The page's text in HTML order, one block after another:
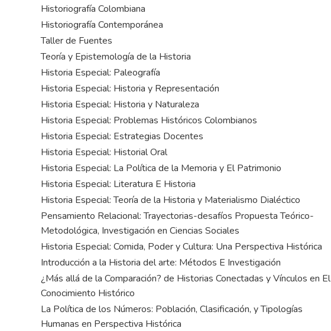
Historiografía Colombiana
Historiografía Contemporánea
Taller de Fuentes
Teoría y Epistemología de la Historia
Historia Especial: Paleografía
Historia Especial: Historia y Representación
Historia Especial: Historia y Naturaleza
Historia Especial: Problemas Históricos Colombianos
Historia Especial: Estrategias Docentes
Historia Especial: Historial Oral
Historia Especial: La Política de la Memoria y El Patrimonio
Historia Especial: Literatura E Historia
Historia Especial: Teoría de la Historia y Materialismo Dialéctico
Pensamiento Relacional: Trayectorias-desafíos Propuesta Teórico-
Metodológica, Investigación en Ciencias Sociales
Historia Especial: Comida, Poder y Cultura: Una Perspectiva Histórica
Introducción a la Historia del arte: Métodos E Investigación
¿Más allá de la Comparación? de Historias Conectadas y Vínculos en El
Conocimiento Histórico
La Política de los Números: Población, Clasificación, y Tipologías
Humanas en Perspectiva Histórica